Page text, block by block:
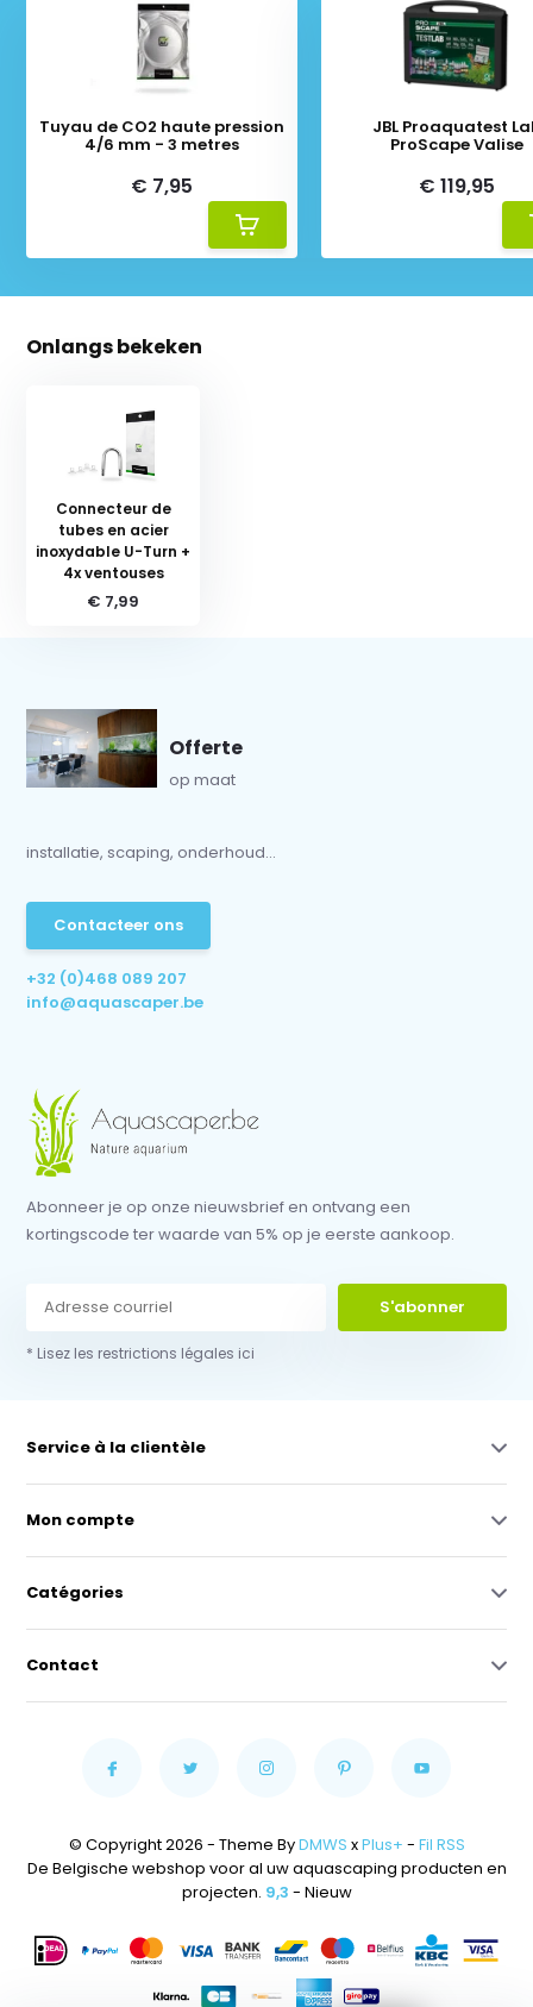
Tuyau de CO2 haute pression
4/6 mm - 3 metres
€ 7,95
JBL Proaquatest
ProScape Valise
€ 119,95
Onlangs bekeken
Connecteur de
tubes en acier
inoxydable U-Turn +
4x ventouses
€ 7,99
Offerte
op maat
installatie, scaping, onderhoud...
Contacteer ons
+32 (0)468 089 207
info@aquascaper.be
Abonneer je op onze nieuwsbrief en ontvang een
kortingscode ter waarde van 5% op je eerste aankoop.
S'abonner
* Lisez les restrictions légales ici
Service à la clientèle
Mon compte
Catégories
Contact
© Copyright 2026 - Theme ByDMWS xPlus+ - Fil RSS
De Belgische webshop voor al uw aquascaping producten en
projecten. 9,3 - Nieuw